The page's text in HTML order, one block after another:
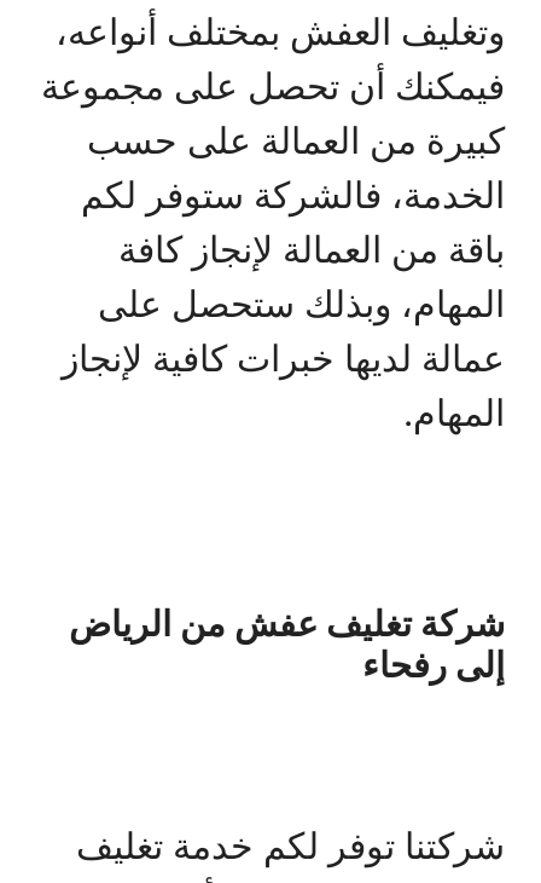
وتغليف العفش بمختلف أنواعه،
فيمكنك أن تحصل على مجموعة
كبيرة من العمالة على حسب
الخدمة، فالشركة ستوفر لكم
باقة من العمالة لإنجاز كافة
المهام، وبذلك ستحصل على
عمالة لديها خبرات كافية لإنجاز
المهام.
شركة تغليف عفش من الرياض
إلى رفحاء
شركتنا توفر لكم خدمة تغليف